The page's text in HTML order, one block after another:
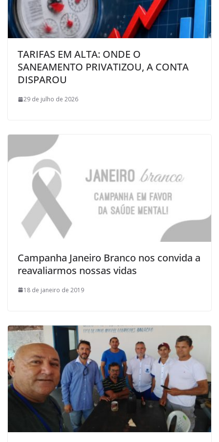
TARIFAS EM ALTA: ONDE O
SANEAMENTO PRIVATIZOU, A CONTA
DISPAROU
29 de julho de 2026
Campanha Janeiro Branco nos convida a
reavaliarmos nossas vidas
18 de janeiro de 2019